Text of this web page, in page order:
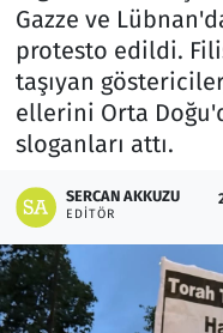
Gazze ve
protesto edildi.
taşıyan
ellerini Orta
sloganları attı.
SERCAN AKKUZU
EDITÖR
Lezzet Durağı
Memur ve Kamu
Otomobil
Oyun
Ramazan
Resmi İlanlar